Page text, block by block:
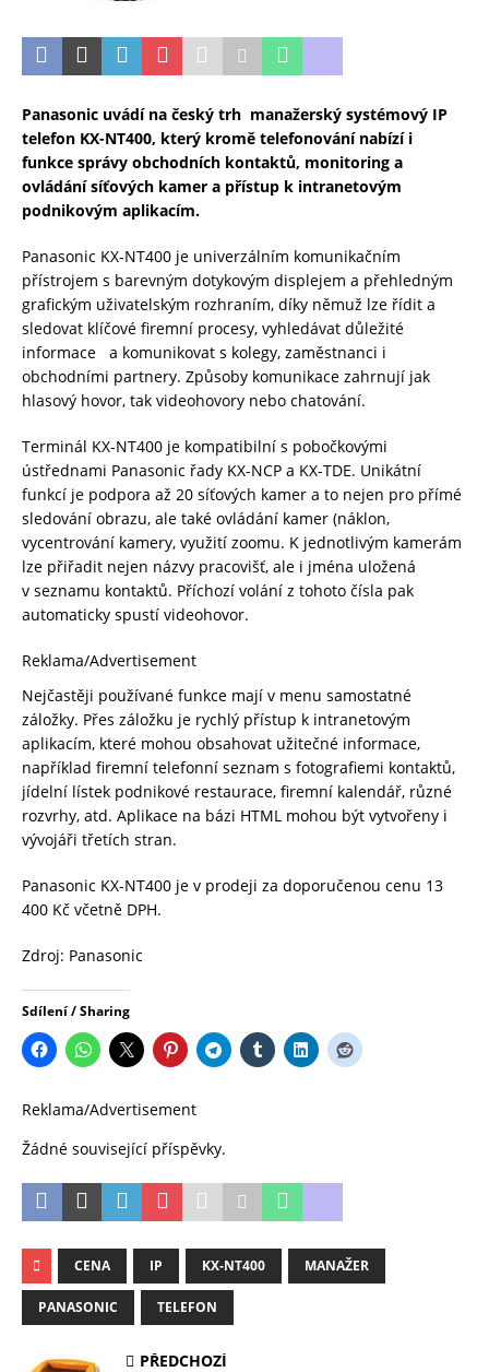
Panasonic uvádí na český trh manažerský systémový IP
telefon KX-NT400, který kromě telefonování nabízí i
funkce správy obchodních kontaktů, monitoring a
ovládání síťových kamer a přístup k intranetovým
podnikovým aplikacím.
Panasonic KX-NT400 je univerzálním komunikačním
přístrojem s barevným dotykovým displejem a přehledným
grafickým uživatelským rozhraním, díky němuž lze řídit a
sledovat klíčové firemní procesy, vyhledávat důležité
informace a komunikovat s kolegy, zaměstnanci i
obchodními partnery. Způsoby komunikace zahrnují jak
hlasový hovor, tak videohovory nebo chatování.
Terminál KX-NT400 je kompatibilní s pobočkovými
ústřednami Panasonic řady KX-NCP a KX-TDE. Unikátní
funkcí je podpora až 20 síťových kamer a to nejen pro přímé
sledování obrazu, ale také ovládání kamer (náklon,
vycentrování kamery, využití zoomu. K jednotlivým kamerám
lze přiřadit nejen názvy pracovišť, ale i jména uložená
v seznamu kontaktů. Příchozí volání z tohoto čísla pak
automaticky spustí videohovor.
Reklama/Advertisement
Nejčastěji používané funkce mají v menu samostatné
záložky. Přes záložku je rychlý přístup k intranetovým
aplikacím, které mohou obsahovat užitečné informace,
například firemní telefonní seznam s fotografiemi kontaktů,
jídelní lístek podnikové restaurace, firemní kalendář, různé
rozvrhy, atd. Aplikace na bázi HTML mohou být vytvořeny i
vývojáři třetích stran.
Panasonic KX-NT400 je v prodeji za doporučenou cenu 13
400 Kč včetně DPH.
Zdroj: Panasonic
Sdílení / Sharing
Reklama/Advertisement
Žádné související příspěvky.
CENA IP KX-NT400 MANAŽER
PANASONIC TELEFON
PŘEDCHOZÍ